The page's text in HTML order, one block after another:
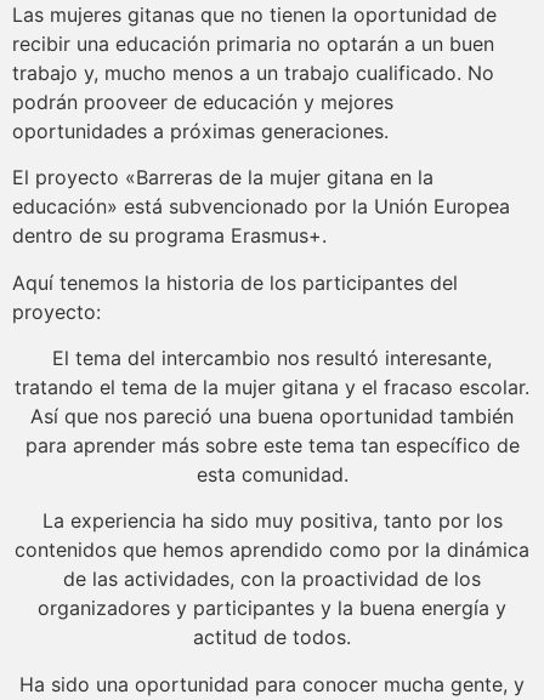
Las mujeres gitanas que no tienen la oportunidad de
recibir una educación primaria no optarán a un buen
trabajo y, mucho menos a un trabajo cualificado. No
podrán prooveer de educación y mejores
oportunidades a próximas generaciones.
El proyecto «Barreras de la mujer gitana en la
educación» está subvencionado por la Unión Europea
dentro de su programa Erasmus+.
Aquí tenemos la historia de los participantes del
proyecto:
El tema del intercambio nos resultó interesante,
tratando el tema de la mujer gitana y el fracaso escolar.
Así que nos pareció una buena oportunidad también
para aprender más sobre este tema tan específico de
esta comunidad.
La experiencia ha sido muy positiva, tanto por los
contenidos que hemos aprendido como por la dinámica
de las actividades, con la proactividad de los
organizadores y participantes y la buena energía y
actitud de todos.
Ha sido una oportunidad para conocer mucha gente, y